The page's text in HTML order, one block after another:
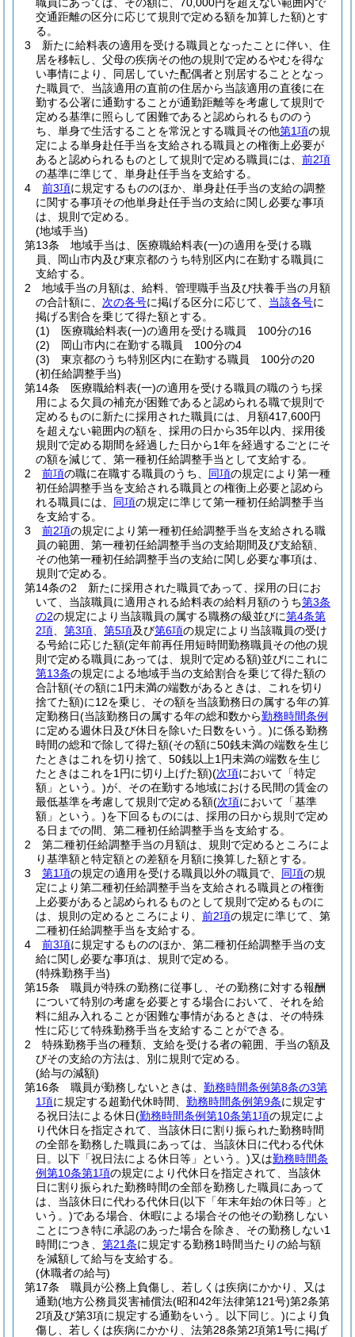
交通距離の区分に応じて規則で定める額を加算した額)とす
る。
3
新たに給料表の適用を受ける職員となったことに伴い、住
居を移転し、父母の疾病その他の規則で定めるやむを得な
い事情により、同居していた配偶者と別居することとなっ
た職員で、当該適用の直前の住居から当該適用の直後に在
勤する公署に通勤することが通勤距離等を考慮して規則で
定める基準に照らして困難であると認められるもののう
ち、単身で生活することを常況とする職員その他第1項の規
定による単身赴任手当を支給される職員との権衡上必要が
あると認められるものとして規則で定める職員には、 前2項
の基準に準じて、単身赴任手当を支給する。
4
前3項に規定するもののほか、単身赴任手当の支給の調整
に関する事項その他単身赴任手当の支給に関し必要な事項
は、規則で定める。
(地域手当)
第13条
地域手当は、医療職給料表(一)の適用を受ける職
員、岡山市内及び東京都のうち特別区内に在勤する職員に
支給する。
2
地域手当の月額は、給料、管理職手当及び扶養手当の月額
の合計額に、 次の各号に掲げる区分に応じて、 当該各号に
掲げる割合を乗じて得た額とする。
(1)
医療職給料表(一)の適用を受ける職員 100分の16
(2)
岡山市内に在勤する職員 100分の4
(3)
東京都のうち特別区内に在勤する職員 100分の20
(初任給調整手当)
第14条
医療職給料表(一)の適用を受ける職員の職のうち採
用による欠員の補充が困難であると認められる職で規則で
定めるものに新たに採用された職員には、月額417,600円
を超えない範囲内の額を、採用の日から35年以内、採用後
規則で定める期間を経過した日から1年を経過するごとにそ
の額を減じて、第一種初任給調整手当として支給する。
2
前項の職に在職する職員のうち、 同項の規定により第一種
初任給調整手当を支給される職員との権衡上必要と認めら
れる職員には、 同項の規定に準じて第一種初任給調整手当
を支給する。
3
前2項の規定により第一種初任給調整手当を支給される職
員の範囲、第一種初任給調整手当の支給期間及び支給額、
その他第一種初任給調整手当の支給に関し必要な事項は、
規則で定める。
第14条の2
新たに採用された職員であって、採用の日にお
いて、当該職員に適用される給料表の給料月額のうち第3条
の2の規定により当該職員の属する職務の級並びに第4条第
2項
第3項 第5項及び第6項の規定により当該職員の受け
る号給に応じた額(定年前再任用短時間勤務職員その他の規
則で定める職員にあっては、規則で定める額)並びにこれに
第13条の規定による地域手当の支給割合を乗じて得た額の
合計額(その額に1円未満の端数があるときは、これを切り
捨てた額)に12を乗じ、その額を当該勤務日の属する年の算
定勤務日(当該勤務日の属する年の総和数から勤務時間条例
に定める週休日及び休日を除いた日数をいう。)に係る勤務
時間の総和で除して得た額(その額に50銭未満の端数を生じ
たときはこれを切り捨て、50銭以上1円未満の端数を生じ
たときはこれを1円に切り上げた額)(次項において「特定
額」という。)が、その在勤する地域における民間の賃金の
最低基準を考慮して規則で定める額(次項において「基準
額」という。)を下回るものには、採用の日から規則で定め
る日までの間、第二種初任給調整手当を支給する。
2
第二種初任給調整手当の月額は、規則で定めるところによ
り基準額と特定額との差額を月額に換算した額とする。
3
第1項の規定の適用を受ける職員以外の職員で、 同項の規
定により第二種初任給調整手当を支給される職員との権衡
上必要があると認められるものとして規則で定めるものに
は、規則の定めるところにより、 前2項の規定に準じて、第
二種初任給調整手当を支給する。
4
前3項に規定するもののほか、第二種初任給調整手当の支
給に関し必要な事項は、規則で定める。
(特殊勤務手当)
第15条
職員が特殊の勤務に従事し、その勤務に対する報酬
について特別の考慮を必要とする場合において、それを給
料に組み入れることが困難な事情があるときは、その特殊
性に応じて特殊勤務手当を支給することができる。
2
特殊勤務手当の種類、支給を受ける者の範囲、手当の額及
びその支給の方法は、別に規則で定める。
(給与の減額)
第16条
職員が勤務しないときは、 勤務時間条例第8条の3第
1項に規定する超勤代休時間、 勤務時間条例第9条に規定す
る祝日法による休日(勤務時間条例第10条第1項の規定によ
り代休日を指定されて、当該休日に割り振られた勤務時間
の全部を勤務した職員にあっては、当該休日に代わる代休
日。以下「祝日法による休日等」という。)又は勤務時間条
例第10条第1項の規定により代休日を指定されて、当該休
日に割り振られた勤務時間の全部を勤務した職員にあって
は、当該休日に代わる代休日(以下「年末年始の休日等」と
いう。)である場合、休暇による場合その他その勤務しない
ことにつき特に承認のあった場合を除き、その勤務しない1
時間につき、 第21条に規定する勤務1時間当たりの給与額
を減額して給与を支給する。
(休職者の給与)
第17条
職員が公務上負傷し、若しくは疾病にかかり、又は
通勤(地方公務員災害補償法(昭和42年法律第121号)第2条第
2項及び第3項に規定する通勤をいう。以下同じ。)により負
傷し、若しくは疾病にかかり、法第28条第2項第1号に掲げ